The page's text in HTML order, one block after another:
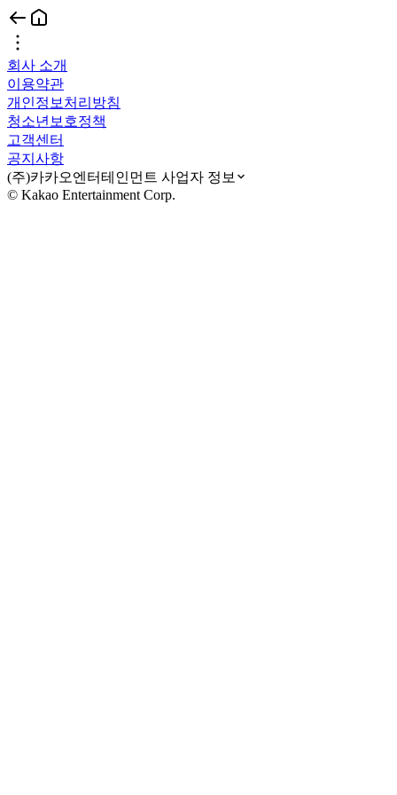
회사 소개
이용약관
개인정보처리방침
청소년보호정책
고객센터
공지사항
(주)카카오엔터테인먼트 사업자 정보
© Kakao Entertainment Corp.